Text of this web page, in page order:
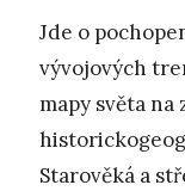
Jde o
vývojových
mapy světa
Starověká a